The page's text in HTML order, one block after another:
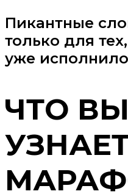
Пикантные
только для
уже
ЧТО ВЫ